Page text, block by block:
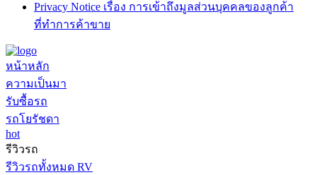
Privacy Notice เรื่อง การเข้าถึงมูลส่วนบุคคลของลูกค้า
ที่ทำการค้าขาย
หน้าหลัก
ความเป็นมา
รับซื้อรถ
รถโยรัชดา
hot
รีวิวรถ
รีวิวรถทั้งหมด RV